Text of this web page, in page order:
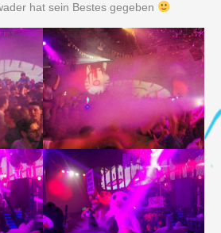
hat sein Bestes gegeben